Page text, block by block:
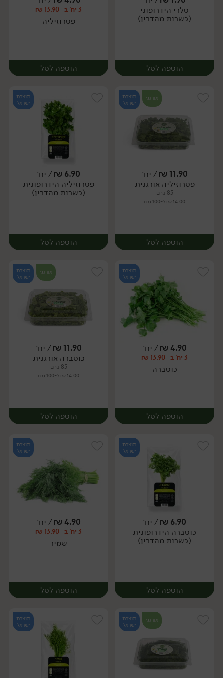
מארז יח׳
סלרי הידרופוני
(כשרות מהדרין)
הוספה לסל
יח׳
3 יח' ב- 13.90 ₪
פטרוזיליה
הוספה לסל
יח׳
אורגני
תוצרת
ישראל
11.90
₪/ יח׳
פטרוזיליה אורגנית
85 גרם
14.00 ₪ ל-100 גרם
הוספה לסל
יח׳
תוצרת
ישראל
6.90
₪/ יח׳
פטרוזיליה הידרופונית
(כשרות מהדרין)
הוספה לסל
יח׳
תוצרת
ישראל
4.90
₪/ יח׳
3 יח' ב- 13.90 ₪
כוסברה
הוספה לסל
יח׳
אורגני
תוצרת
ישראל
11.90
₪/ יח׳
כוסברה אורגנית
85 גרם
14.00 ₪ ל-100 גרם
הוספה לסל
יח׳
תוצרת
ישראל
6.90
₪/ יח׳
כוסברה הידרופונית
(כשרות מהדרין)
הוספה לסל
תוצרת
ישראל
4.90
₪/ יח׳
3 יח' ב- 13.90 ₪
שמיר
הוספה לסל
אורגני
תוצרת
ישראל
תוצרת
ישראל